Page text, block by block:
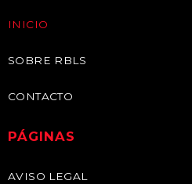
INICIO
SOBRE RBLS
CONTACTO
PÁGINAS
AVISO LEGAL